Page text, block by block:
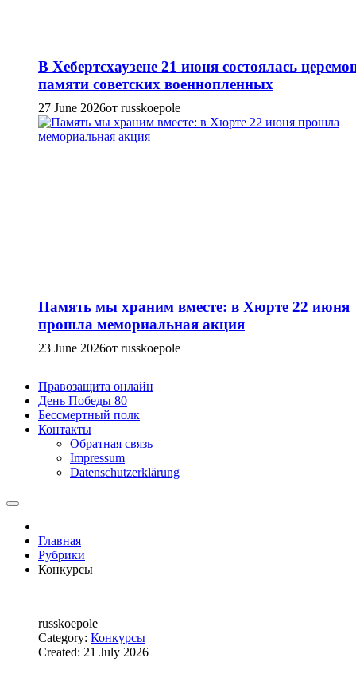
В Хебертсхаузене 21 июня состоялась
памяти советских военнопленных
27 June 2026от russkoepole
Память мы храним вместе: в Хюрте 22 июня
прошла мемориальная акция
23 June 2026от russkoepole
Правозащита онлайн
День Победы 80
Бессмертный полк
Контакты
Обратная связь
Impressum
Datenschutzerklärung
Главная
Рубрики
Конкурсы
russkoepole
Category: Конкурсы
Created: 21 July 2026